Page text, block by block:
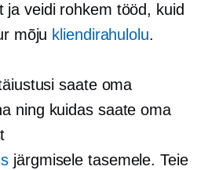
ja veidi rohkem tööd, kuid
mõju kliendirahulolu.
saate oma
ning kuidas saate oma
järgmisele tasemele. Teie